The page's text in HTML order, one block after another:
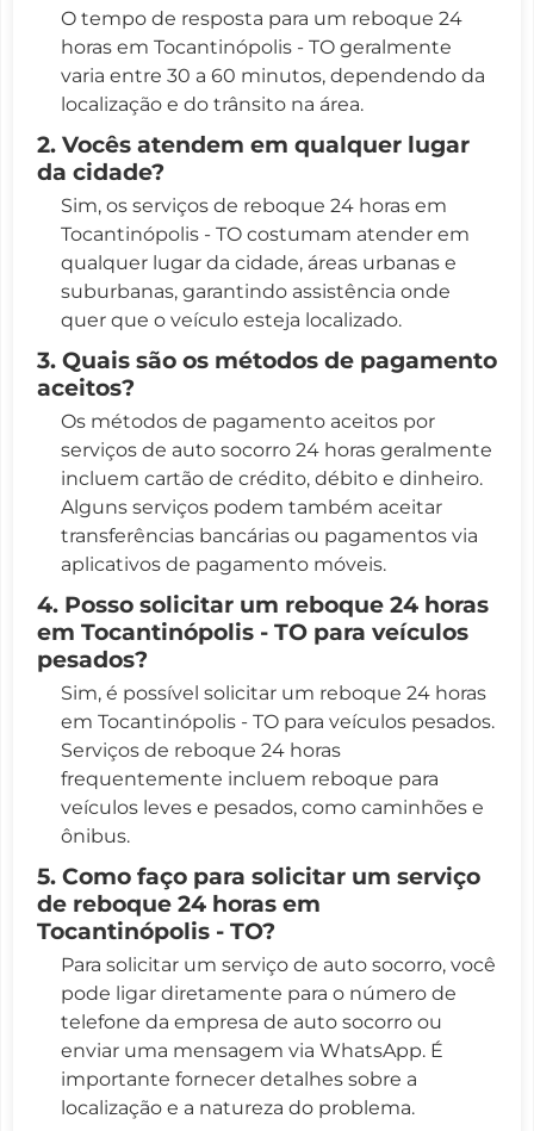
O tempo de resposta para um reboque 24
horas em Tocantinópolis - TO geralmente
varia entre 30 a 60 minutos, dependendo da
localização e do trânsito na área.
2. Vocês atendem em qualquer lugar
da cidade?
Sim, os serviços de reboque 24 horas em
Tocantinópolis - TO costumam atender em
qualquer lugar da cidade, áreas urbanas e
suburbanas, garantindo assistência onde
quer que o veículo esteja localizado.
3. Quais são os métodos de pagamento
aceitos?
Os métodos de pagamento aceitos por
serviços de auto socorro 24 horas geralmente
incluem cartão de crédito, débito e dinheiro.
Alguns serviços podem também aceitar
transferências bancárias ou pagamentos via
aplicativos de pagamento móveis.
4. Posso solicitar um reboque 24 horas
em Tocantinópolis - TO para veículos
pesados?
Sim, é possível solicitar um reboque 24 horas
em Tocantinópolis - TO para veículos pesados.
Serviços de reboque 24 horas
frequentemente incluem reboque para
veículos leves e pesados, como caminhões e
ônibus.
5. Como faço para solicitar um serviço
de reboque 24 horas em
Tocantinópolis - TO?
Para solicitar um serviço de auto socorro, você
pode ligar diretamente para o número de
telefone da empresa de auto socorro ou
enviar uma mensagem via WhatsApp. É
importante fornecer detalhes sobre a
localização e a natureza do problema.